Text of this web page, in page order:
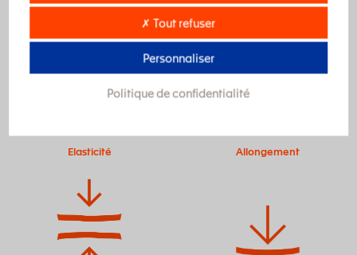
Elasticité Allongement
✗ Tout refuser
Personnaliser
Politique de confidentialité